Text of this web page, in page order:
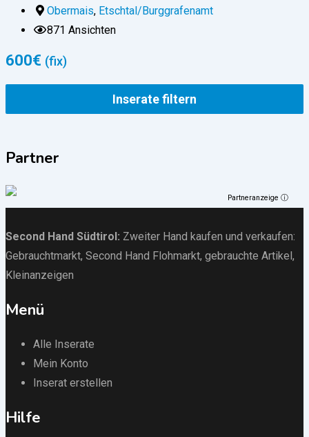
Obermais, Etschtal/Burggrafenamt
871 Ansichten
600€ (fix)
Inserate filtern
Partner
Partneranzeige ⓘ
Second Hand Südtirol : Zweiter Hand kaufen und verkaufen:
Gebrauchtmarkt, Second Hand Flohmarkt, gebrauchte Artikel ,
Kleinanzeigen
Menü
Alle Inserate
Mein Konto
Inserat erstellen
Hilfe